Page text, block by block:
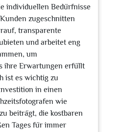
individuellen Bedürfnisse
zugeschnitten
transparente
und arbeitet eng
um
ihre Erwartungen erfüllt
ist es wichtig zu
in einen
wie
beiträgt, die kostbaren
Tages für immer